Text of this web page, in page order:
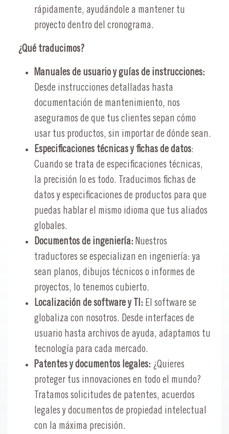
rápidamente, ayudándole a mantener tu
proyecto dentro del cronograma.
¿Qué traducimos?
Manuales de usuario y guías de instrucciones:
Desde instrucciones detalladas hasta
documentación de mantenimiento, nos
aseguramos de que tus clientes sepan cómo
usar tus productos, sin importar de dónde sean.
Especificaciones técnicas y fichas de datos:
Cuando se trata de especificaciones técnicas,
la precisión lo es todo. Traducimos fichas de
datos y especificaciones de productos para que
puedas hablar el mismo idioma que tus aliados
globales.
Documentos de ingeniería: Nuestros
traductores se especializan en ingeniería: ya
sean planos, dibujos técnicos o informes de
proyectos, lo tenemos cubierto.
Localización de software y TI: El software se
globaliza con nosotros. Desde interfaces de
usuario hasta archivos de ayuda, adaptamos tu
tecnología para cada mercado.
Patentes y documentos legales: ¿Quieres
proteger tus innovaciones en todo el mundo?
Tratamos solicitudes de patentes, acuerdos
legales y documentos de propiedad intelectual
con la máxima precisión.